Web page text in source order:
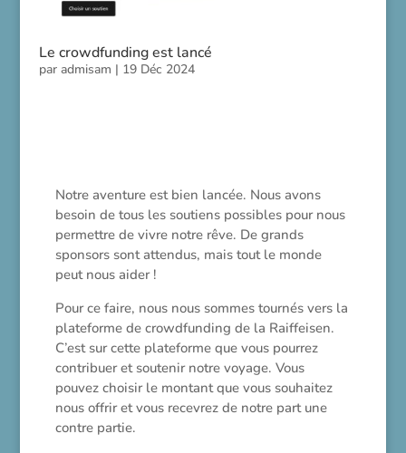
Le crowdfunding est lancé
par admisam | 19 Déc 2024
Notre aventure est bien lancée. Nous avons
besoin de tous les soutiens possibles pour nous
permettre de vivre notre rêve. De grands
sponsors sont attendus, mais tout le monde
peut nous aider !
Pour ce faire, nous nous sommes tournés vers la
plateforme de crowdfunding de la Raiffeisen.
C’est sur cette plateforme que vous pourrez
contribuer et soutenir notre voyage. Vous
pouvez choisir le montant que vous souhaitez
nous offrir et vous recevrez de notre part une
contre partie.